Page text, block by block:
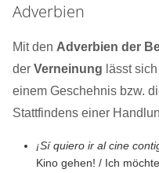
Adverbien
Mit den Adverbien der
der Verneinung lässt
einem Geschehnis bzw.
Stattfindens einer
¡Sí quiero ir al cine
Kino gehen! / Ich